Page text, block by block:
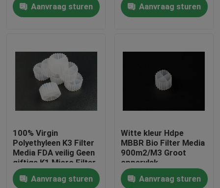
Huis
Ongeveer ons
Kwaliteitscontrole
Contacteer ons
Aanvraag sturen
100% maagdelijk
HDPE biofiltermedia
Aanvraag sturen
100% Virgin
Polyethyleen K3 Filter
Media FDA veilig Geen
giftige K1 Micro Filter
MBBR biover reactor
China fabrikant
Aanvraag sturen
Witte kleur Hdpe
MBBR Bio Filter Media
900m2/M3 Groot
oppervlak
Aanvraag sturen